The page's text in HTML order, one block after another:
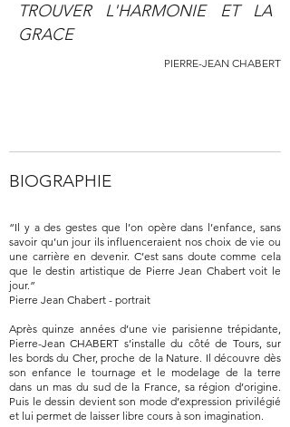
TROUVER L'HARMONIE ET LA
GRACE
PIERRE-JEAN CHABERT
BIOGRAPHIE
“Il y a des gestes que l’on opère dans l’enfance, sans
savoir qu’un jour ils influenceraient nos choix de vie ou
une carrière en devenir. C’est sans doute comme cela
que le destin artistique de Pierre Jean Chabert voit le
jour.”
Pierre Jean Chabert - portrait
Après quinze années d’une vie parisienne trépidante,
Pierre-Jean CHABERT s’installe du côté de Tours, sur
les bords du Cher, proche de la Nature. Il découvre dès
son enfance le tournage et le modelage de la terre
dans un mas du sud de la France, sa région d’origine.
Puis le dessin devient son mode d’expression privilégié
et lui permet de laisser libre cours à son imagination.